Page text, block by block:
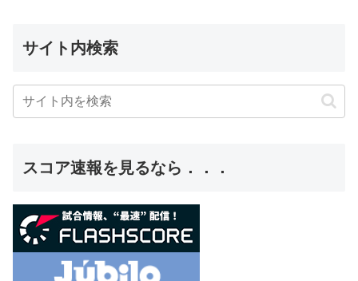
サイト内検索
スコア速報を見るなら．．．